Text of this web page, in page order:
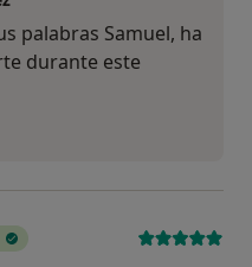
palabras Samuel, ha
durante este